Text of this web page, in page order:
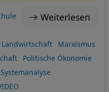
Weiterlesen
Landwirtschaft
Marxismus
Politische Ökonomie
Systemanalyse